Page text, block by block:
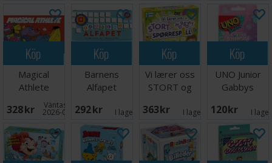
Köp
Magical
Athlete
Brädspel
328 SEK Väntas in:
2026-09-30
Köp
Barnens
Alfapet
292 SEK I lager: 4
Köp
Vi lærer oss
STORT og
NORSK
363 SEK I lager:
Köp
UNO Junior
Gabbys
Kortspel
120 SEK I